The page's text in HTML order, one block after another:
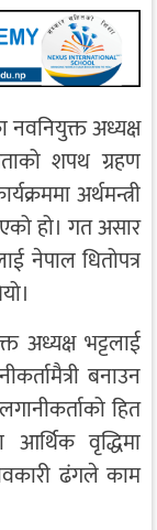
नवनियुक्त अध्यक्ष
शपथ ग्रहण
अर्थमन्त्री
हो। गत असार
नेपाल धितोपत्र
अध्यक्ष भट्टलाई
बनाउन
हित
आर्थिक वृद्धिमा
ढंगले काम